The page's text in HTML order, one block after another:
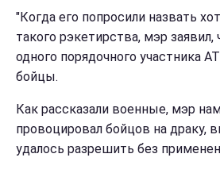
"Когда его попросили назвать
такого рэкетирства, мэр заявил,
одного порядочного участника
бойцы.
Как рассказали военные, мэр
провоцировал бойцов на драку,
удалось разрешить без